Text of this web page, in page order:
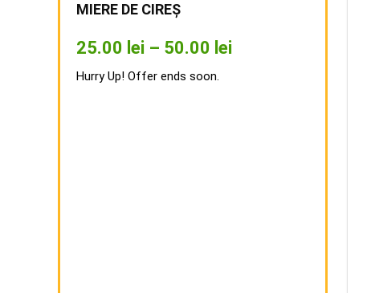
MIERE DE CIREȘ
25.00 lei – 50.00 lei
Hurry Up! Offer ends soon.